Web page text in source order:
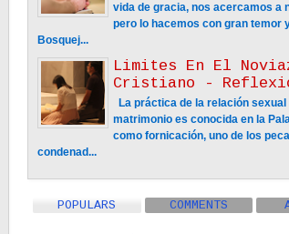
vida de gracia, nos acercamos a
pero lo hacemos con gran temor
Bosquej...
Limites En El
Cristiano -
La práctica de la relación sexual
matrimonio es conocida en la
como fornicación, uno de los
condenad...
POPULARS COMMENTS